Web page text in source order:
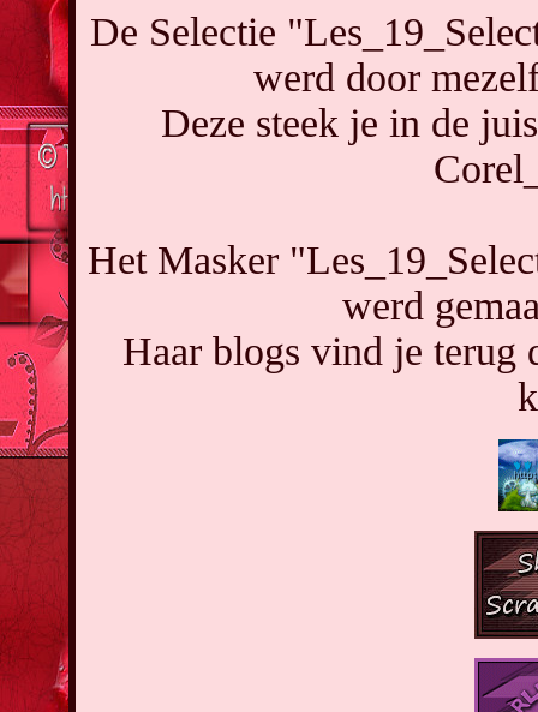
De Selectie
werd door
Deze steek je in de
Het Masker
werd
Haar blogs vind je terug